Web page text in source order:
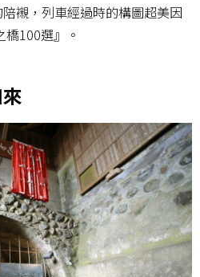
襯，列車經過時的構圖超美因
100選』。